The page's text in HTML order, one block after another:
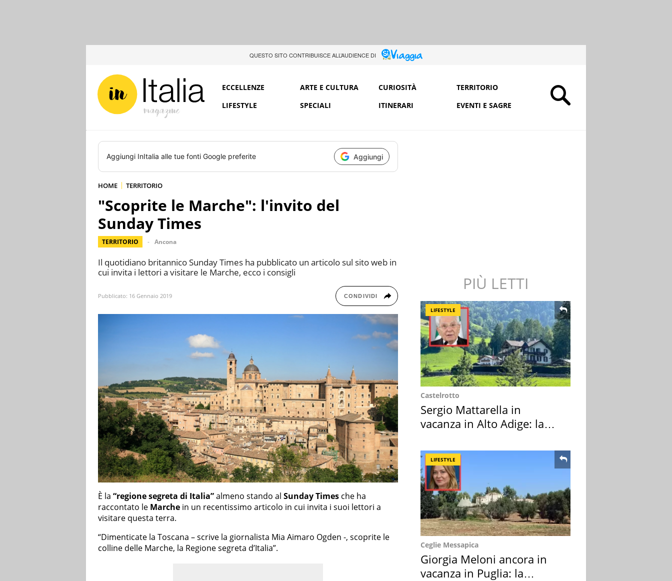
QUESTO SITO CONTRIBUISCE ALL’AUDIENCE DI
ECCELLENZE ARTE E CULTURA CURIOSITÀ
TERRITORIO
LIFESTYLE
SPECIALI ITINERARI EVENTI E SAGRE
Aggiungi InItalia alle tue fonti Google preferite Aggiungi
HOME TERRITORIO
"Scoprite le Marche": l'invito del
Sunday Times
TERRITORIO Ancona
Il quotidiano britannico Sunday Times ha pubblicato un articolo sul sito web in
cui invita i lettori a visitare le Marche, ecco i consigli
Pubblicato: 16 Gennaio 2019 CONDIVIDI
È la “regione segreta di Italia”almeno stando al Sunday Times che ha
raccontato le Marche in un recentissimo articolo in cui invita i suoi lettori a
visitare questa terra.
“Dimenticate la Toscana – scrive la giornalista Mia Aimaro Ogden -, scoprite le
colline delle Marche, la Regione segreta d’Italia”.
PIÙ LETTI
LIFESTYLE
Castelrotto
Sergio Mattarella in
vacanza in Alto Adige: la
LIFESTYLE
Ceglie Messapica
Giorgia Meloni ancora in
vacanza in Puglia: la